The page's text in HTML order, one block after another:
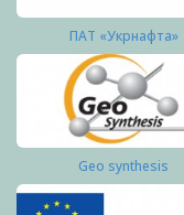
ПАТ «Укрнафта»
Geo synthesis